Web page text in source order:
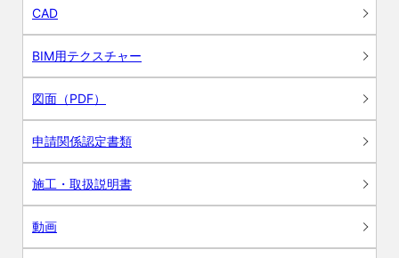
CAD
BIM用テクスチャー
図面（PDF）
申請関係認定書類
施工・取扱説明書
動画